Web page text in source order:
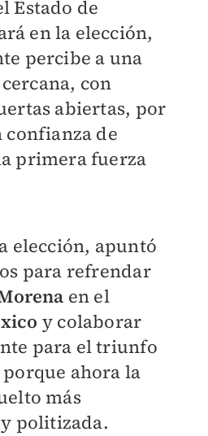
Estado de
en la elección,
percibe a una
con
abiertas, por
de
primera fuerza
elección, apuntó
para refrendar
en el
y colaborar
para el triunfo
ahora la
más
politizada.